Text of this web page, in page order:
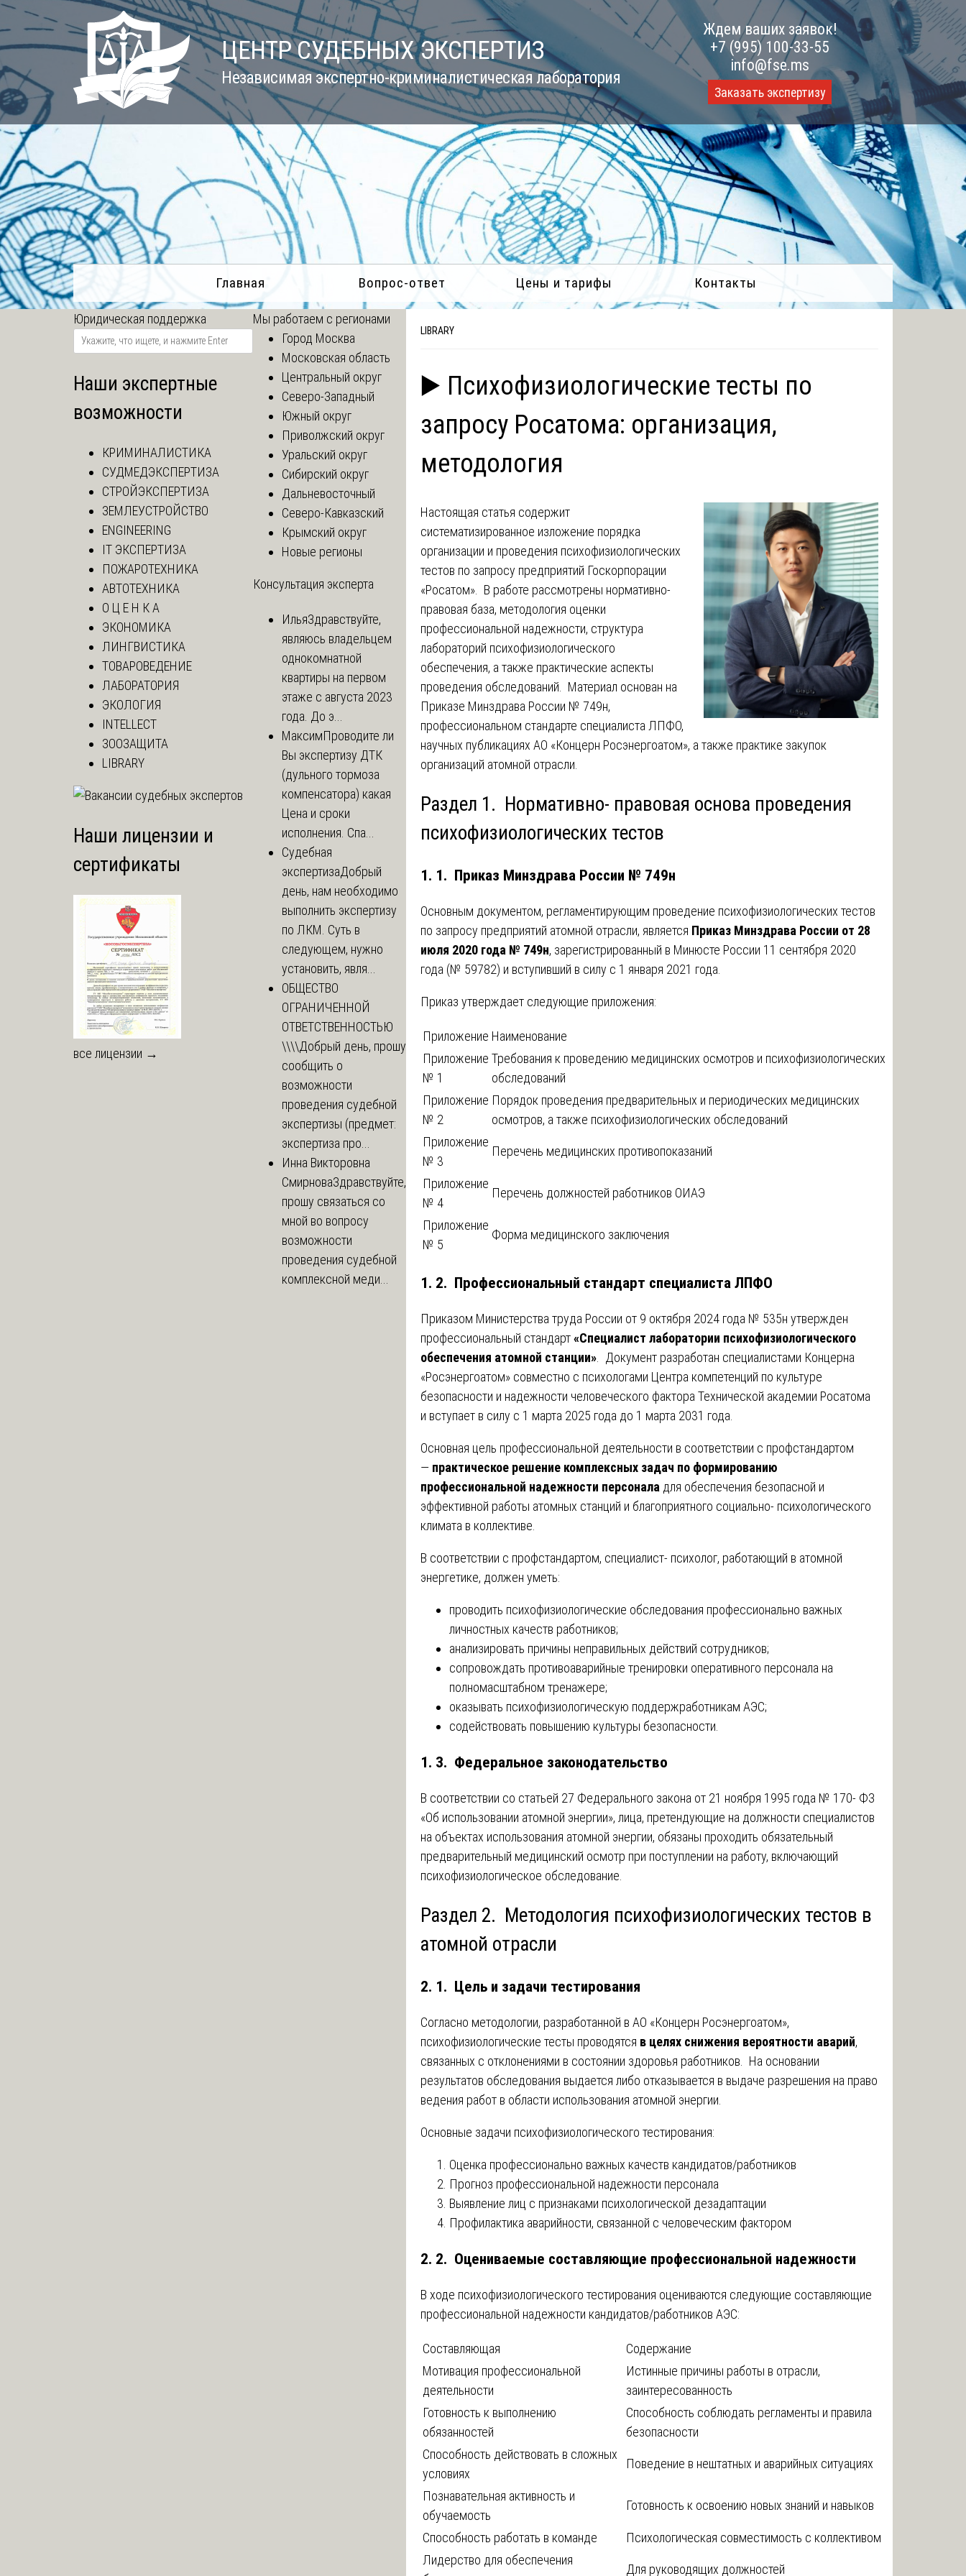
Skip
to
content
ЦЕНТР СУДЕБНЫХ ЭКСПЕРТИЗ
Независимая экспертно-криминалистическая лаборатория
Ждем ваших заявок!
+7 (995) 100-33-55
info@fse.ms
Заказать экспертизу
Главная Вопрос-ответ Цены и тарифы Контакты
LIBRARY
▶️ Психофизиологические тесты по
запросу Росатома: организация,
методология
Настоящая статья содержит
систематизированное изложение порядка
организации и проведения психофизиологических
тестов по запросу предприятий Госкорпорации
«Росатом». В работе рассмотрены нормативно-
правовая база, методология оценки
профессиональной надежности, структура
лабораторий психофизиологического
обеспечения, а также практические аспекты
проведения обследований. Материал основан на
Приказе Минздрава России № 749н,
профессиональном стандарте специалиста ЛПФО,
научных публикациях АО «Концерн Росэнергоатом», а также практике закупок
организаций атомной отрасли.
Раздел 1. Нормативно- правовая основа проведения
психофизиологических тестов
1. 1. Приказ Минздрава России № 749н
Основным документом, регламентирующим проведение психофизиологических тестов
по запросу предприятий атомной отрасли, является Приказ Минздрава России от 28
июля 2020 года № 749н, зарегистрированный в Минюсте России 11 сентября 2020
года (№ 59782) и вступивший в силу с 1 января 2021 года.
Приказ утверждает следующие приложения:
Приложение Наименование
Приложение
№ 1
Требования к проведению медицинских осмотров и психофизиологических
обследований
Приложение
№ 2
Порядок проведения предварительных и периодических медицинских
осмотров, а также психофизиологических обследований
Приложение
№ 3
Перечень медицинских противопоказаний
Приложение
№ 4
Перечень должностей работников ОИАЭ
Приложение
№ 5
Форма медицинского заключения
1. 2. Профессиональный стандарт специалиста ЛПФО
Приказом Министерства труда России от 9 октября 2024 года № 535н утвержден
профессиональный стандарт«Специалист лаборатории психофизиологического
обеспечения атомной станции» . Документ разработан специалистами Концерна
«Росэнергоатом» совместно с психологами Центра компетенций по культуре
безопасности и надежности человеческого фактора Технической академии Росатома
и вступает в силу с 1 марта 2025 года до 1 марта 2031 года.
Основная цель профессиональной деятельности в соответствии с профстандартом
— практическое решение комплексных задач по формированию
профессиональной надежности персонала для обеспечения безопасной и
эффективной работы атомных станций и благоприятного социально- психологического
климата в коллективе.
В соответствии с профстандартом, специалист- психолог, работающий в атомной
энергетике, должен уметь:
проводить психофизиологические обследования профессионально важных
личностных качеств работников;
анализировать причины неправильных действий сотрудников;
сопровождать противоаварийные тренировки оперативного персонала на
полномасштабном тренажере;
оказывать психофизиологическую поддержработникам АЭС;
содействовать повышению культуры безопасности.
1. 3. Федеральное законодательство
В соответствии со статьей 27 Федерального закона от 21 ноября 1995 года № 170- ФЗ
«Об использовании атомной энергии», лица, претендующие на должности специалистов
на объектах использования атомной энергии, обязаны проходить обязательный
предварительный медицинский осмотр при поступлении на работу, включающий
психофизиологическое обследование.
Раздел 2. Методология психофизиологических тестов в
атомной отрасли
2. 1. Цель и задачи тестирования
Согласно методологии, разработанной в АО «Концерн Росэнергоатом»,
психофизиологические тесты проводятся в целях снижения вероятности аварий,
связанных с отклонениями в состоянии здоровья работников. На основании
результатов обследования выдается либо отказывается в выдаче разрешения на право
ведения работ в области использования атомной энергии.
Основные задачи психофизиологического тестирования:
Оценка профессионально важных качеств кандидатов/работников
Прогноз профессиональной надежности персонала
Выявление лиц с признаками психологической дезадаптации
Профилактика аварийности, связанной с человеческим фактором
2. 2. Оцениваемые составляющие профессиональной надежности
В ходе психофизиологического тестирования оцениваются следующие составляющие
профессиональной надежности кандидатов/работников АЭС:
Составляющая
Содержание
Мотивация профессиональной
деятельности
Истинные причины работы в отрасли,
заинтересованность
Готовность к выполнению
обязанностей
Способность соблюдать регламенты и правила
безопасности
Способность действовать в сложных
условиях
Поведение в нештатных и аварийных ситуациях
Познавательная активность и
обучаемость
Готовность к освоению новых знаний и навыков
Способность работать в команде
Психологическая совместимость с коллективом
Лидерство для обеспечения
Для руководящих должностей
Юридическая поддержка
Наши экспертные
возможности
КРИМИНАЛИСТИКА
СУДМЕДЭКСПЕРТИЗА
СТРОЙЭКСПЕРТИЗА
ЗЕМЛЕУСТРОЙСТВО
ENGINEERING
IT ЭКСПЕРТИЗА
ПОЖАРОТЕХНИКА
АВТОТЕХНИКА
О Ц Е Н К А
ЭКОНОМИКА
ЛИНГВИСТИКА
ТОВАРОВЕДЕНИЕ
ЛАБОРАТОРИЯ
ЭКОЛОГИЯ
INTELLECT
ЗООЗАЩИТА
LIBRARY
Наши лицензии и
сертификаты
все лицензии →
Мы работаем с регионами
Город Москва
Московская область
Центральный округ
Северо-Западный
Южный округ
Приволжский округ
Уральский округ
Сибирский округ
Дальневосточный
Северо-Кавказский
Крымский округ
Новые регионы
Консультация эксперта
ИльяЗдравствуйте,
являюсь владельцем
однокомнатной
квартиры на первом
этаже с августа 2023
года. До э...
МаксимПроводите ли
Вы экспертизу ДТК
(дульного тормоза
компенсатора) какая
Цена и сроки
исполнения. Спа...
Судебная
экспертизаДобрый
день, нам необходимо
выполнить экспертизу
по ЛКМ. Суть в
следующем, нужно
установить, явля...
ОБЩЕСТВО
ОГРАНИЧЕННОЙ
ОТВЕТСТВЕННОСТЬЮ
\\\\Добрый день, прошу
сообщить о
возможности
проведения судебной
экспертизы (предмет:
экспертиза про...
Инна Викторовна
СмирноваЗдравствуйте,
прошу связаться со
мной во вопросу
возможности
проведения судебной
комплексной меди...